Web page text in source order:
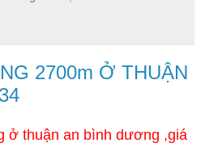
2700m Ở THUẬN
ở thuận an bình dương ,giá